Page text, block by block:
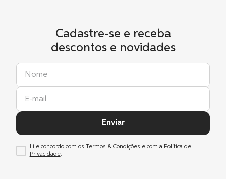
Cadastre-se e receba
descontos e novidades
Enviar
Li e concordo com os Termos & Condições e com a Política de
Privacidade.